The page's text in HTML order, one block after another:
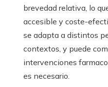
brevedad relativa, lo
accesible y coste-
se adapta a distintos
contextos, y puede
intervenciones
es necesario.